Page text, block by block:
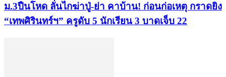
ม.3ปืนโหด ลั่นไกฆ่าปู่-ย่า คาบ้าน! ก่อนก่อเหตุ กราดยิง
“เทพศิรินทร์ฯ” ครูดับ 5 นักเรียน 3 บาดเจ็บ 22